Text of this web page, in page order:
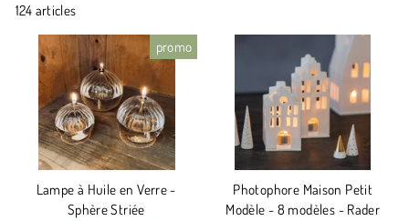
124 articles
promo
Lampe à Huile en Verre -
Sphère Striée
Photophore Maison Petit
Modèle - 8 modèles - Rader